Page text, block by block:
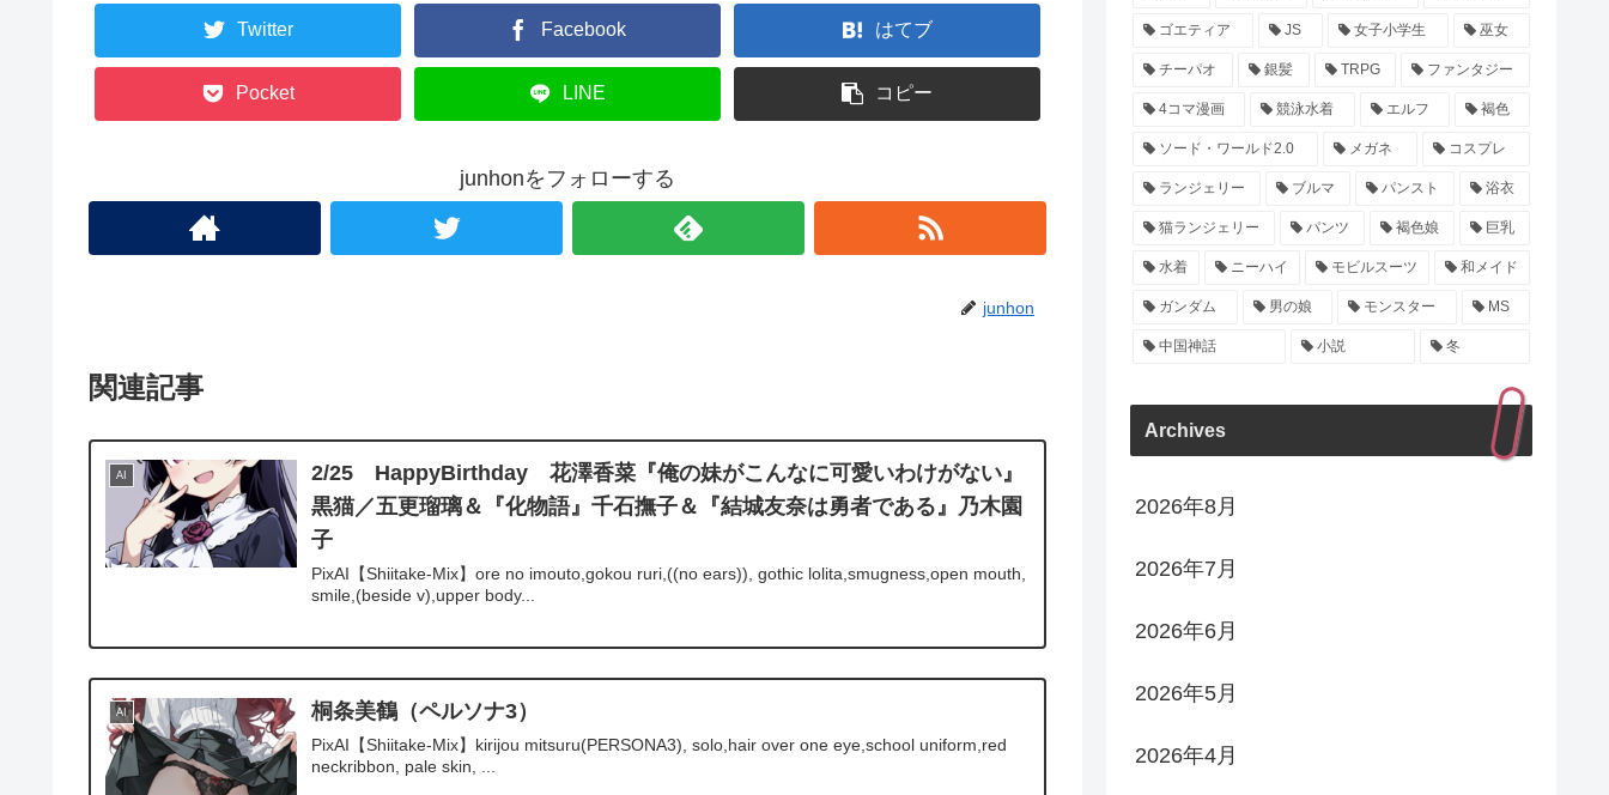
Twitter Facebook はてブ
Pocket LINE コピー
junhonをフォローする
junhon
関連記事
AI
2/25 HappyBirthday 花澤香菜『俺の妹がこんなに可愛いわけがない』
黒猫／五更瑠璃＆『化物語』千石撫子＆『結城友奈は勇者である』乃木園
子
PixAI【Shiitake-Mix】ore no imouto,gokou ruri,((no ears)), gothic lolita,smugness,open mouth,
smile,(beside v),upper body...
AI 桐条美鶴（ペルソナ3）
PixAI【Shiitake-Mix】kirijou mitsuru(PERSONA3), solo,hair over one eye,school uniform,red
neckribbon, pale skin, ...
ゴエティア JS 女子小学生 巫女
チーパオ 銀髪 TRPG ファンタジー
4コマ漫画 競泳水着 エルフ 褐色
ソード・ワールド2.0 メガネ コスプレ
ランジェリー ブルマ パンスト 浴衣
猫ランジェリー パンツ 褐色娘 巨乳
水着 ニーハイ モビルスーツ 和メイド
ガンダム 男の娘 モンスター MS
中国神話 小説 冬
Archives
2026年8月
2026年7月
2026年6月
2026年5月
2026年4月